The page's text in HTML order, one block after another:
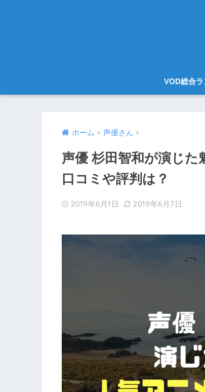
VOD総合
ホーム 声優さん
声優 杉田智和が演じた
口コミや評判は？
2019年6月1日 2019年6月7日